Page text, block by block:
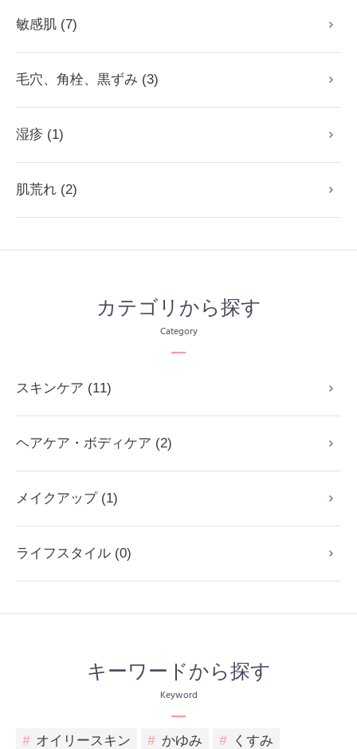
敏感肌 (7)
毛穴、角栓、黒ずみ (3)
湿疹 (1)
肌荒れ (2)
カテゴリから探す
Category
スキンケア (11)
ヘアケア・ボディケア (2)
メイクアップ (1)
ライフスタイル (0)
キーワードから探す
Keyword
# オイリースキン # かゆみ # くすみ